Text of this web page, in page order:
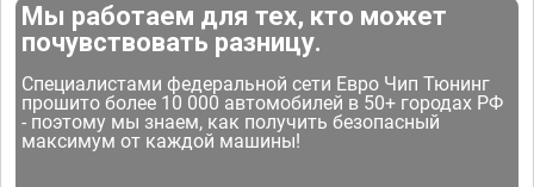
Мы работаем для тех, кто может
почувствовать разницу.
Специалистами федеральной сети Евро Чип Тюнинг
прошито более 10 000 автомобилей в 50+ городах РФ
- поэтому мы знаем, как получить безопасный
максимум от каждой машины!